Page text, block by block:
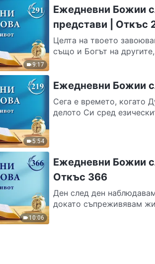
9:17
Ежедневни Божии
представи | Откъс
Целта на твоето
също и Богът на
5:54
Ежедневни Божии
Сега е времето, когато
делото Си сред
10:06
Ежедневни Божии
Откъс 366
Ден след ден
докато съпреживявам